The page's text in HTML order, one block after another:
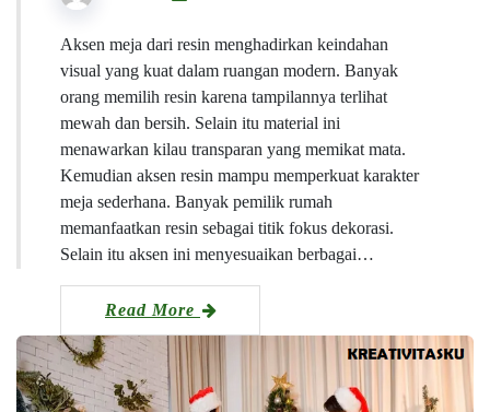
Aksen meja dari resin menghadirkan keindahan
visual yang kuat dalam ruangan modern. Banyak
orang memilih resin karena tampilannya terlihat
mewah dan bersih. Selain itu material ini
menawarkan kilau transparan yang memikat mata.
Kemudian aksen resin mampu memperkuat karakter
meja sederhana. Banyak pemilik rumah
memanfaatkan resin sebagai titik fokus dekorasi.
Selain itu aksen ini menyesuaikan berbagai…
Read More